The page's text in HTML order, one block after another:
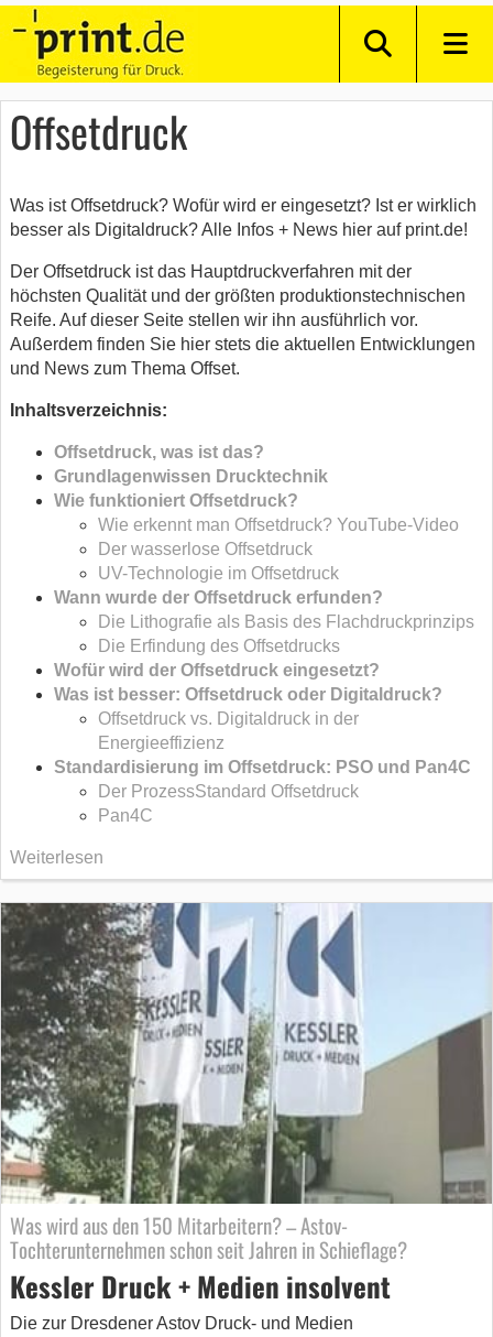
Offsetdruck
Was ist Offsetdruck? Wofür wird er eingesetzt? Ist er wirklich
besser als Digitaldruck? Alle Infos + News hier auf print.de!
Der Offsetdruck ist das Hauptdruckverfahren mit der
höchsten Qualität und der größten produktionstechnischen
Reife. Auf dieser Seite stellen wir ihn ausführlich vor.
Außerdem finden Sie hier stets die aktuellen Entwicklungen
und News zum Thema Offset.
Inhaltsverzeichnis:
Offsetdruck, was ist das?
Grundlagenwissen Drucktechnik
Wie funktioniert Offsetdruck?
Wie erkennt man Offsetdruck? YouTube-Video
Der wasserlose Offsetdruck
UV-Technologie im Offsetdruck
Wann wurde der Offsetdruck erfunden?
Die Lithografie als Basis des Flachdruckprinzips
Die Erfindung des Offsetdrucks
Wofür wird der Offsetdruck eingesetzt?
Was ist besser: Offsetdruck oder Digitaldruck?
Offsetdruck vs. Digitaldruck in der
Energieeffizienz
Standardisierung im Offsetdruck: PSO und Pan4C
Der ProzessStandard Offsetdruck
Pan4C
Weiterlesen
Was wird aus den 150 Mitarbeitern? – Astov-
Tochterunternehmen schon seit Jahren in Schieflage?
Kessler Druck + Medien insolvent
Die zur Dresdener Astov Druck- und Medien